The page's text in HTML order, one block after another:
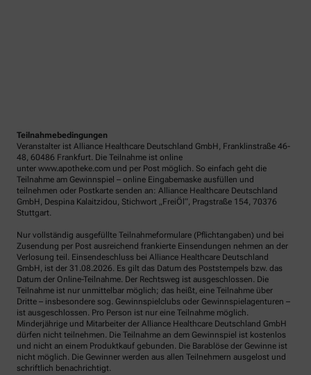
Teilnahmebedingungen
Veranstalter ist Alliance Healthcare Deutschland GmbH, Franklinstraße 46-
48, 60486 Frankfurt. Die Teilnahme ist online
unter www.apotheke.com und per Post möglich. So einfach geht die
Teilnahme am Gewinnspiel – online Eingabemaske ausfüllen und
teilnehmen oder Postkarte senden an: Alliance Healthcare Deutschland
GmbH, Despina Kalaitzidou, Stichwort „FreiÖl“, Pragstraße 154, 70376
Stuttgart.
Nur vollständig ausgefüllte Teilnahmeformulare (Pflichtangaben) und bei
Zusendung per Post ausreichend frankierte Einsendungen nehmen an der
Verlosung teil. Einsendeschluss bei Alliance Healthcare Deutschland
GmbH, ist der 31.08.2026. Es gilt das Datum des Poststempels bzw. das
Datum der Online-Teilnahme. Der Rechtsweg ist ausgeschlossen. Die
Teilnahme ist nur unmittelbar möglich; das heißt, eine Teilnahme über
Dritte – insbesondere sog. Gewinnspielclubs oder Gewinnspielagenturen –
ist ausgeschlossen. Pro Person ist nur eine Teilnahme möglich.
Minderjährige und Mitarbeiter der Alliance Healthcare Deutschland GmbH
dürfen nicht teilnehmen. Die Teilnahme an dem Gewinnspiel ist kostenlos
und nicht an einem Produktkauf gebunden. Die Barablöse der Gewinne ist
nicht möglich. Die Gewinner werden aus allen Teilnehmern ausgelost und
schriftlich benachrichtigt.